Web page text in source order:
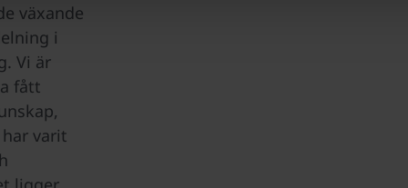
växande
i
Vi är
fått
varit